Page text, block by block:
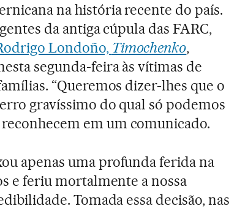
na história recente do país.
da antiga cúpula das FARC,
Londoño, Timochenko,
segunda-feira às vítimas de
“Queremos dizer-lhes que o
gravíssimo do qual só podemos
em um comunicado.
apenas uma profunda ferida na
e feriu mortalmente a nossa
Tomada essa decisão, nas